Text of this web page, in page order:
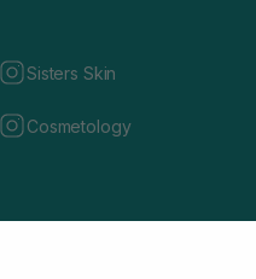
Sisters Skin
Cosmetology